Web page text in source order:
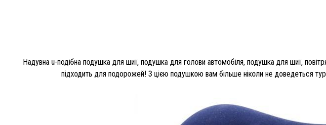
Надувна u-подібна подушка для шиї, подушка для голови автомобіля, подушка для шиї,
підходить для подорожей! З цією подушкою вам більше ніколи не доведеться